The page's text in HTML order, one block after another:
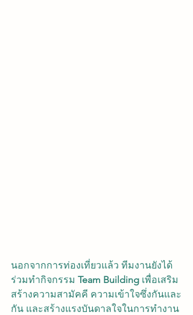
นอกจากการท่องเที่ยวแล้ว ทีมงานยังได้
ร่วมทำกิจกรรม Team Building เพื่อเสริม
สร้างความสามัคคี ความเข้าใจซึ่งกันและ
กัน และสร้างแรงบันดาลใจในการทำงาน